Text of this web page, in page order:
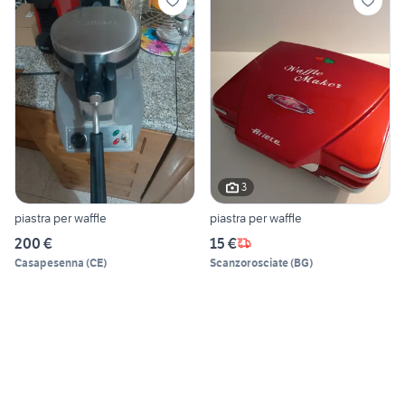
piastra per waffle
200 €
Casapesenna (CE)
3
piastra per waffle
15 €
Scanzorosciate(BG)